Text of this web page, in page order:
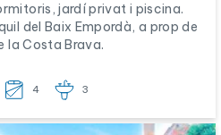
jardí privat i piscina.
del Baix Empordà, a prop de
la Costa Brava.
4 3